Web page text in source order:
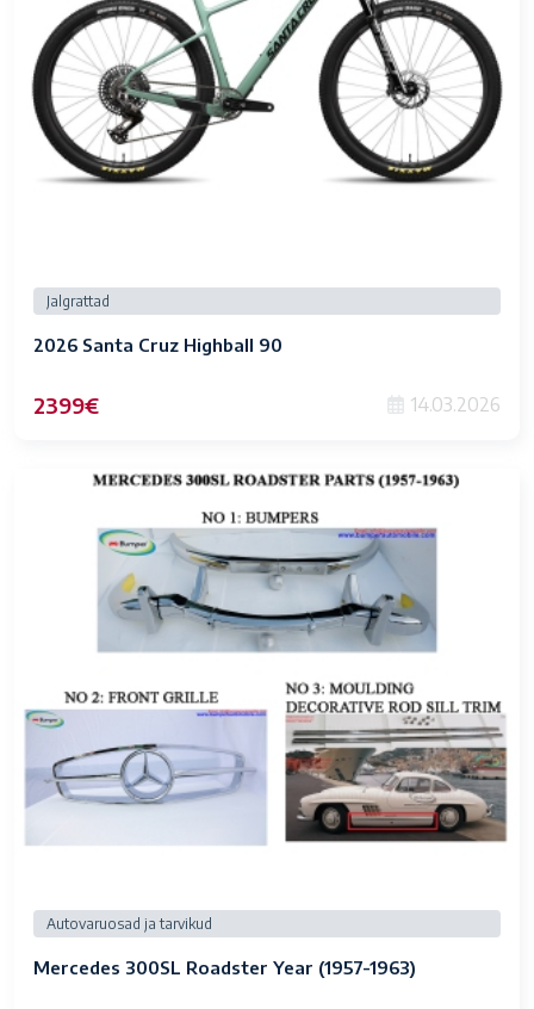
Jalgrattad
2026 Santa Cruz Highball 90
2399€ 14.03.2026
Autovaruosad ja tarvikud
Mercedes 300SL Roadster Year (1957-1963)